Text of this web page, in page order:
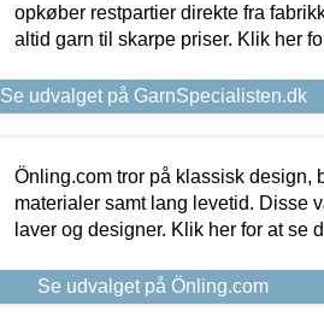
opkøber restpartier direkte fra
altid garn til skarpe priser. Klik her
Se udvalget på GarnSpecialisten.dk
Önling.com tror på klassisk
materialer samt lang levetid. Disse
laver og designer. Klik her for at se
Se udvalget på Önling.com